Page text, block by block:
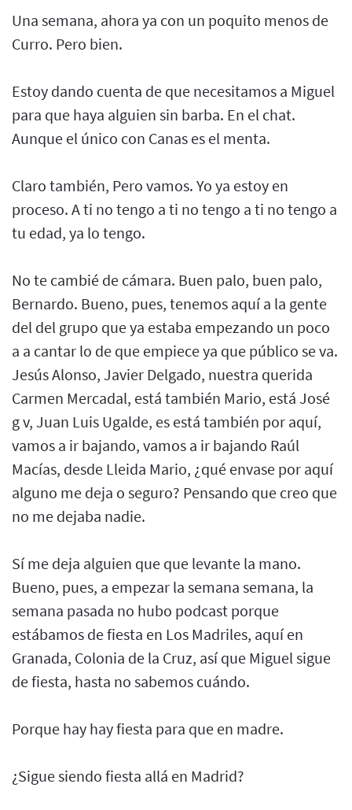
Una semana, ahora ya con un poquito menos de
Curro. Pero bien.
Estoy dando cuenta de que necesitamos a Miguel
para que haya alguien sin barba. En el chat.
Aunque el único con Canas es el menta.
Claro también, Pero vamos. Yo ya estoy en
proceso. A ti no tengo a ti no tengo a ti no tengo a
tu edad, ya lo tengo.
No te cambié de cámara. Buen palo, buen palo,
Bernardo. Bueno, pues, tenemos aquí a la gente
del del grupo que ya estaba empezando un poco
a a cantar lo de que empiece ya que público se va.
Jesús Alonso, Javier Delgado, nuestra querida
Carmen Mercadal, está también Mario, está José
g v, Juan Luis Ugalde, es está también por aquí,
vamos a ir bajando, vamos a ir bajando Raúl
Macías, desde Lleida Mario, ¿qué envase por aquí
alguno me deja o seguro? Pensando que creo que
no me dejaba nadie.
Sí me deja alguien que que levante la mano.
Bueno, pues, a empezar la semana semana, la
semana pasada no hubo podcast porque
estábamos de fiesta en Los Madriles, aquí en
Granada, Colonia de la Cruz, así que Miguel sigue
de fiesta, hasta no sabemos cuándo.
Porque hay hay fiesta para que en madre.
¿Sigue siendo fiesta allá en Madrid?